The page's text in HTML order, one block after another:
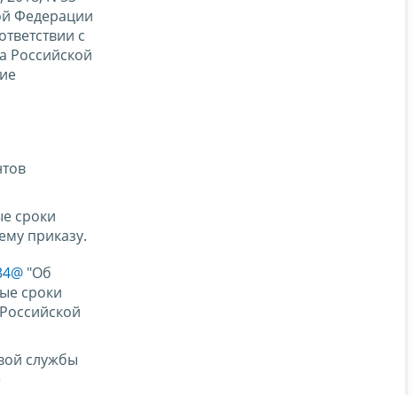
Федерации
с
Российской
сроки
приказу.
"Об
сроки
службы